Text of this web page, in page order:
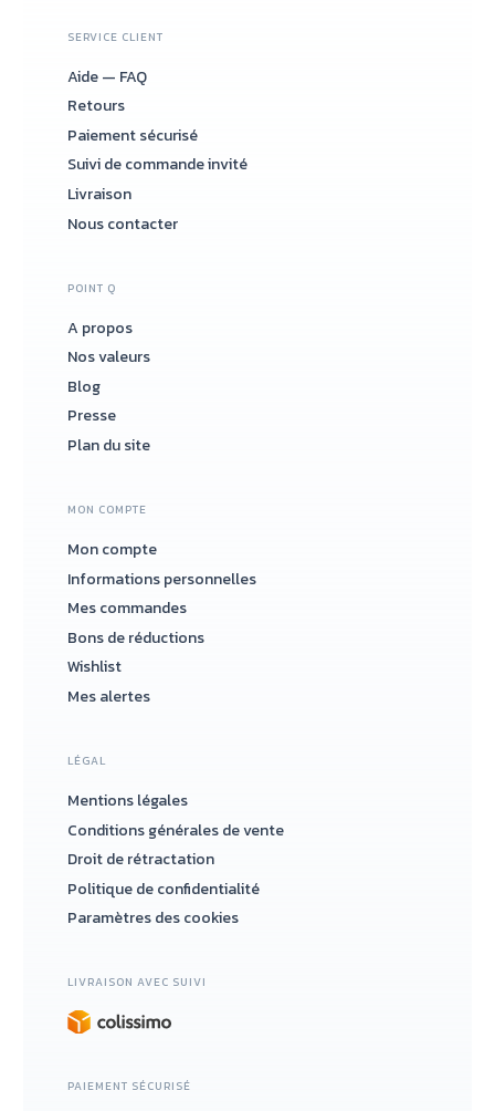
SERVICE CLIENT
Aide — FAQ
Retours
Paiement sécurisé
Suivi de commande invité
Livraison
Nous contacter
POINT Q
A propos
Nos valeurs
Blog
Presse
Plan du site
MON COMPTE
Mon compte
Informations personnelles
Mes commandes
Bons de réductions
Wishlist
Mes alertes
LÉGAL
Mentions légales
Conditions générales de vente
Droit de rétractation
Politique de confidentialité
Paramètres des cookies
LIVRAISON AVEC SUIVI
PAIEMENT SÉCURISÉ